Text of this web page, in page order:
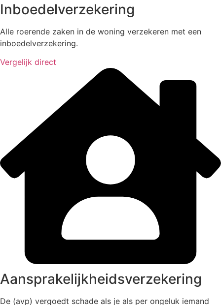
Inboedelverzekering
Alle roerende zaken in de woning verzekeren met een
inboedelverzekering.
Vergelijk direct
Aansprakelijkheidsverzekering
De (avp) vergoedt schade als je als per ongeluk iemand